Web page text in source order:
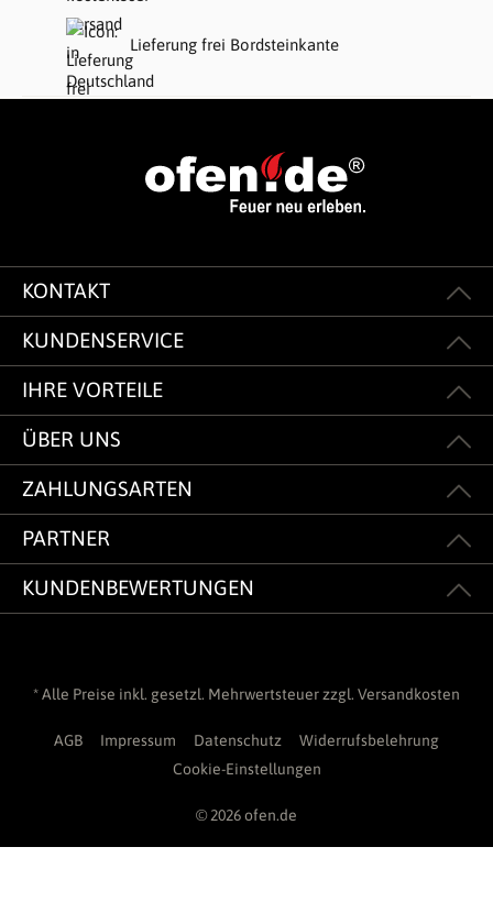
Lieferung frei Bordsteinkante
KONTAKT
KUNDENSERVICE
IHRE VORTEILE
ÜBER UNS
ZAHLUNGSARTEN
PARTNER
KUNDENBEWERTUNGEN
* Alle Preise inkl. gesetzl. Mehrwertsteuer zzgl. Versandkosten
AGB Impressum Datenschutz
Widerrufsbelehrung
Cookie-Einstellungen
© 2026 ofen.de